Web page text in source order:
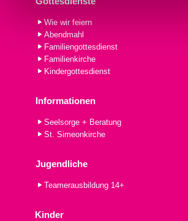
Wie wir feiern
Abendmahl
Familiengottesdienst
Familienkirche
Kindergottesdienst
Informationen
Seelsorge + Beratung
St. Simeonkirche
Jugendliche
Teamerausbildung 14+
Kinder